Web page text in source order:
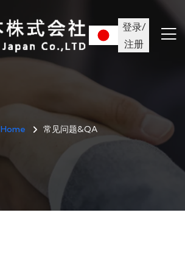
登录/
注册
Home 常见问题&QA